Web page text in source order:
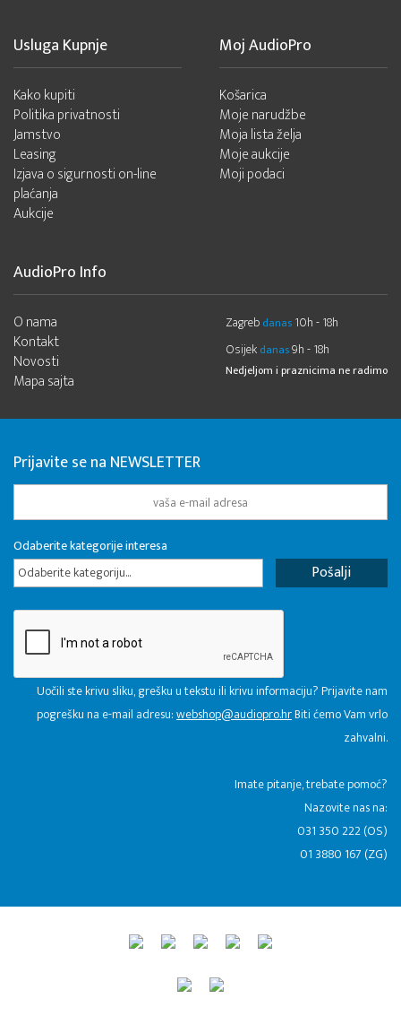
Usluga Kupnje
Kako kupiti
Politika privatnosti
Jamstvo
Leasing
Izjava o sigurnosti on-line
plaćanja
Aukcije
Moj AudioPro
Košarica
Moje narudžbe
Moja lista želja
Moje aukcije
Moji podaci
AudioPro Info
O nama
Kontakt
Novosti
Mapa sajta
Zagreb danas 10h - 18h
Osijek danas9h - 18h
Nedjeljom i praznicima ne radimo
Prijavite se na NEWSLETTER
Odaberite kategorije interesa
Odaberite kategoriju...
Uočili ste krivu sliku, grešku u tekstu ili krivu informaciju? Prijavite nam
pogrešku na e-mail adresu:webshop@audiopro.hrBiti ćemo Vam vrlo
zahvalni.
​Imate pitanje, trebate pomoć?
Nazovite nas na:
031 350 222 (OS)
01 3880 167 (ZG)